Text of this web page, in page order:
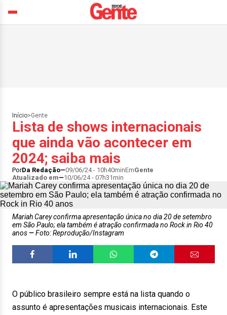
Início>Gente
Lista de shows internacionais
que ainda vão acontecer em
2024; saiba mais
PorDa Redação 09/06/24 - 10h40minEmGente
Atualizado em
10/06/24 - 07h31min
Mariah Carey confirma apresentação única no dia 20 de setembro
em São Paulo; ela também é atração confirmada no Rock in Rio 40
anos
Foto: Reprodução/Instagram
O público brasileiro sempre está na lista quando o
assunto é apresentações musicais internacionais. Este